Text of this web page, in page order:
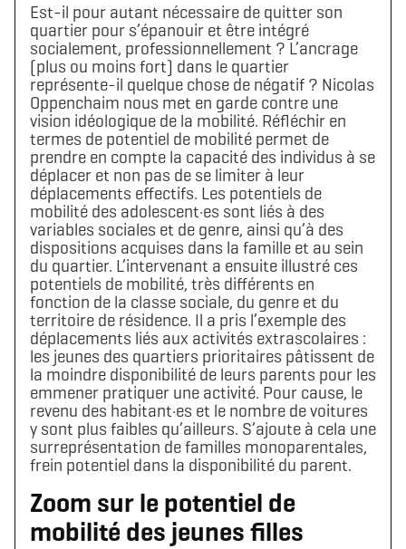
Est-il pour autant nécessaire de quitter son
quartier pour s’épanouir et être intégré
socialement, professionnellement ? L’ancrage
(plus ou moins fort) dans le quartier
représente-il quelque chose de négatif ? Nicolas
Oppenchaim nous met en garde contre une
vision idéologique de la mobilité. Réfléchir en
termes de potentiel de mobilité permet de
prendre en compte la capacité des individus à se
déplacer et non pas de se limiter à leur
déplacements effectifs. Les potentiels de
mobilité des adolescent·es sont liés à des
variables sociales et de genre, ainsi qu’à des
dispositions acquises dans la famille et au sein
du quartier. L’intervenant a ensuite illustré ces
potentiels de mobilité, très différents en
fonction de la classe sociale, du genre et du
territoire de résidence. Il a pris l’exemple des
déplacements liés aux activités extrascolaires :
les jeunes des quartiers prioritaires pâtissent de
la moindre disponibilité de leurs parents pour les
emmener pratiquer une activité. Pour cause, le
revenu des habitant·es et le nombre de voitures
y sont plus faibles qu’ailleurs. S’ajoute à cela une
surreprésentation de familles monoparentales,
frein potentiel dans la disponibilité du parent.
Zoom sur le potentiel de
mobilité des jeunes filles